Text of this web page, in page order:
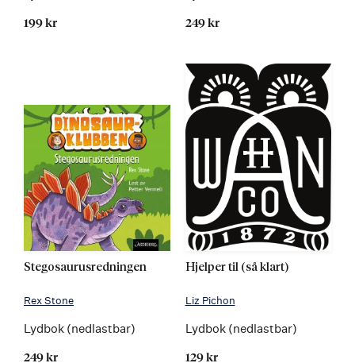
199 kr 249 kr
Stegosaurusredningen
Rex Stone
Lydbok (nedlastbar)
249 kr
Hjelper til (så klart)
Liz Pichon
Lydbok (nedlastbar)
129 kr